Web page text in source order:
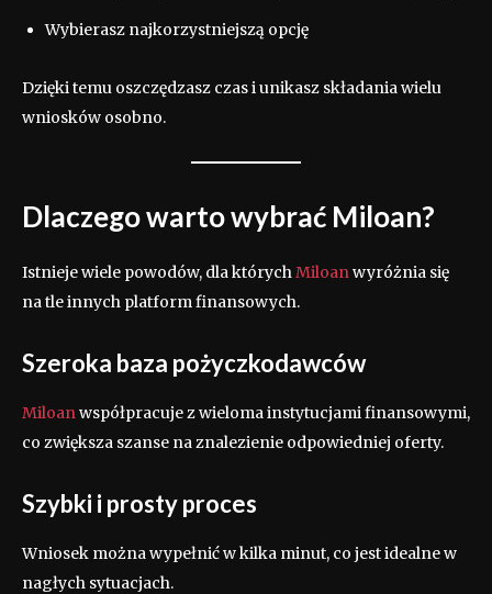
Wybierasz najkorzystniejszą opcję
Dzięki temu oszczędzasz czas i unikasz składania wielu
wniosków osobno.
Dlaczego warto wybrać Miloan?
Istnieje wiele powodów, dla którychMiloanwyróżnia się
na tle innych platform finansowych.
Szeroka baza pożyczkodawców
Miloanwspółpracuje z wieloma instytucjami finansowymi,
co zwiększa szanse na znalezienie odpowiedniej oferty.
Szybki i prosty proces
Wniosek można wypełnić w kilka minut, co jest idealne w
nagłych sytuacjach.